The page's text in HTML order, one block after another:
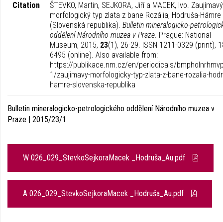
Citation
ŠTEVKO, Martin, SEJKORA, Jiří a MACEK, Ivo. Zaujímavý
morfologický typ zlata z bane Rozália, Hodruša-Hámre
(Slovenská republika). Bulletin mineralogicko-
oddělení Národního muzea v Praze. Prague: National
Museum, 2015, 23(1), 26-29. ISSN 1211-0329 (print),
6495 (online). Also available from:
https://publikace.nm.cz/en/periodicals/
1/zaujimavy-morfologicky-typ-zlata-z-bane-rozalia-
hamre-slovenska-republika
Bulletin mineralogicko-petrologického oddělení Národního muzea v
Praze | 2015/23/1
W 026_029_StevkoSejkoraMacek _Hodruša_Au.pdf
A 026_029_StevkoSejkoraMacek _Hodruša_Au.pdf